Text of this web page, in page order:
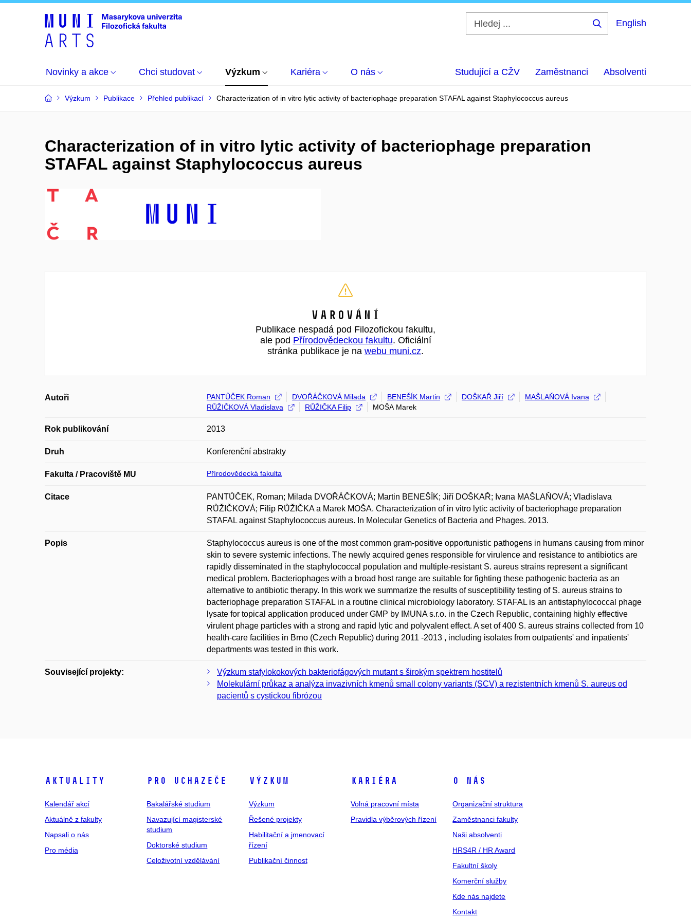
English
Novinky a akce Chci studovat Výzkum Kariéra O nás Studující a CŽV Zaměstnanci Absolventi
Výzkum Publikace Přehled publikací Characterization of in vitro lytic activity of bacteriophage preparation STAFAL against Staphylococcus aureus
Characterization of in vitro lytic activity of bacteriophage preparation
STAFAL against Staphylococcus aureus
Varování
Publikace nespadá pod Filozofickou fakultu,
ale pod Přírodovědeckou fakultu. Oficiální
stránka publikace je na webu muni.cz.
Autoři PANTŮČEK Roman DVOŘÁČKOVÁ Milada BENEŠÍK Martin DOŠKAŘ Jiří
MAŠLAŇOVÁ Ivana
RŮŽIČKOVÁ Vladislava
RŮŽIČKA Filip MOŠA Marek
Rok publikování 2013
Druh Konferenční abstrakty
Fakulta / Pracoviště MU Přírodovědecká fakulta
Citace
PANTŮČEK, Roman; Milada DVOŘÁČKOVÁ; Martin BENEŠÍK; Jiří DOŠKAŘ; Ivana MAŠLAŇOVÁ; Vladislava
RŮŽIČKOVÁ; Filip RŮŽIČKA a Marek MOŠA. Characterization of in vitro lytic activity of bacteriophage preparation
STAFAL against Staphylococcus aureus. In Molecular Genetics of Bacteria and Phages. 2013.
Popis
Staphylococcus aureus is one of the most common gram-positive opportunistic pathogens in humans causing from minor
skin to severe systemic infections. The newly acquired genes responsible for virulence and resistance to antibiotics are
rapidly disseminated in the staphylococcal population and multiple-resistant S. aureus strains represent a significant
medical problem. Bacteriophages with a broad host range are suitable for fighting these pathogenic bacteria as an
alternative to antibiotic therapy. In this work we summarize the results of susceptibility testing of S. aureus strains to
bacteriophage preparation STAFAL in a routine clinical microbiology laboratory. STAFAL is an antistaphylococcal phage
lysate for topical application produced under GMP by IMUNA s.r.o. in the Czech Republic, containing highly effective
virulent phage particles with a strong and rapid lytic and polyvalent effect. A set of 400 S. aureus strains collected from 10
health-care facilities in Brno (Czech Republic) during 2011 -2013 , including isolates from outpatients' and inpatients'
departments was tested in this work.
Související projekty:
Výzkum stafylokokových bakteriofágových mutant s širokým spektrem hostitelů
Molekulární průkaz a analýza invazivních kmenů small colony variants (SCV) a rezistentních kmenů S. aureus od
pacientů s cystickou fibrózou
Aktuality
Kalendář akcí
Aktuálně z fakulty
Napsali o nás
Pro média
Pro uchazeče
Bakalářské studium
Navazující magisterské
studium
Doktorské studium
Celoživotní vzdělávání
Výzkum
Výzkum
Řešené projekty
Habilitační a jmenovací
řízení
Publikační činnost
Kariéra
Volná pracovní místa
Pravidla výběrových řízení
O nás
Organizační struktura
Zaměstnanci fakulty
Naši absolventi
HRS4R / HR Award
Fakultní školy
Komerční služby
Kde nás najdete
Kontakt